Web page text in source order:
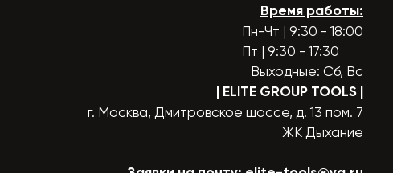
Время работы:
Пн-Чт | 9:30 - 18:00
Пт | 9:30 - 17:30
Выходные: Сб, Вс
| ELITE GROUP TOOLS |
г. Москва, Дмитровское шоссе, д. 13 пом. 7
ЖК Дыхание